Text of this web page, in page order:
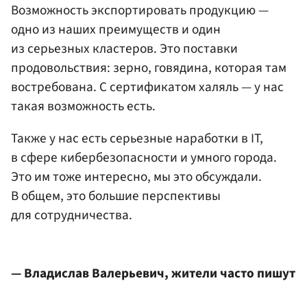
Возможность экспортировать продукцию —
одно из наших преимуществ и один
из серьезных кластеров. Это поставки
продовольствия: зерно, говядина, которая там
востребована. С сертификатом халяль — у нас
такая возможность есть.
Также у нас есть серьезные наработки в IT,
в сфере кибербезопасности и умного города.
Это им тоже интересно, мы это обсуждали.
В общем, это большие перспективы
для сотрудничества.
— Владислав Валерьевич, жители часто пишут